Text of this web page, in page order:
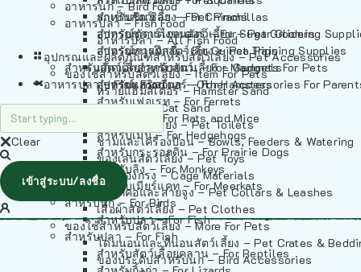
อาหารนก – Bird Food
อาหารปลา – Fish Food
อาหารปลา – All Fish Food
อุปกรณและผลิตภัณฑ์สำหรับสัตว์เลี้ยง – Pet Accessories
ของใช้สำหรับสัตว์เลี้ยง – Item For Pets
ทรายแฮมสเตอร์ – Hamster Sand
ทรายแมว – Cat Sand
ห้องน้ำสัตว์เลี้ยง – Pet Toilets
ชามและเครื่องป้อน – Bowls, Feeders & Watering
ของเล่นสัตว์เลี้ยง – Pet Toys
วัสดุรองกรง – Cage Materials
ปลอกคอและสายจูง – Pet Collars & Leashes
เสื้อผ้าสัตว์เลี้ยง – Pet Clothes
ของใช้สำหรับสัตว์เลี้ยง – More For Pets
โดมนอนและที่นอนสัตว์เลี้ยง – Pet Crates &
ของประดับสำหรับนก – Bird Accessories
รถเข็นสัตว์เลี้ยง – Pet Prams
อุปกรณ์ตัดแต่งขนสัตว์เลี้ยง – Pet Grooming
อุปกรณ์การฝึกสัตว์เลี้ยง – Pet Training Supplies
แก็ดเจ็ตสำหรับสัตว์เลี้ยง – Gadgets For Pets
อุปกรณ์เสริมอื่นๆ – Other Accessories For
สำหรับชินชิล่า – For Chinchillas
สำหรับชูการ์ไกลเดอร์ – For Sugar Gliders
สำหรับหนูแกสบี้ – For Guinea Pigs
สำหรับสัตว์เลี้ยงลูกด้วยนม – For Mammals
สำหรับแฮมสเตอร์ – For Hamsters
สำหรับเฟอเรท – For Ferrets
สำหรับหนู – For Rats and Mice
สำหรับเม่น – For Hedgehogs
สำหรับกระรอกดิน – For Prairie Dogs
สำหรับลิง – For Monkeys
สำหรับเมียร์แคท – For Meerkats
สำหรับนก – For Birds
สำหรับปลา – For Fish
สำหรับปลา – For Fish
สำหรับสัตว์เลื้อยคลาน – For Reptiles
อาหารปลา – Fish Food
Clear
เข้าสู่ระบบ/ลงชื่อ